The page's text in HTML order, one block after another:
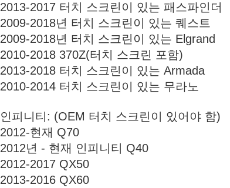
2013-2017 터치 스크린이 있는 패스파인더
2009-2018년 터치 스크린이 있는 퀘스트
2009-2018년 터치 스크린이 있는 Elgrand
2010-2018 370Z(터치 스크린 포함)
2013-2018 터치 스크린이 있는 Armada
2010-2014 터치 스크린이 있는 무라노
인피니티: (OEM 터치 스크린이 있어야 함)
2012-현재 Q70
2012년 - 현재 인피니티 Q40
2012-2017 QX50
2013-2016 QX60